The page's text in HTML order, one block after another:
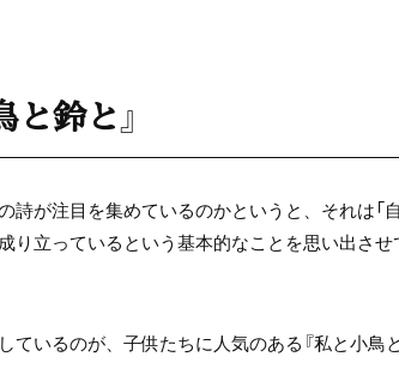
と鈴と』
詩が注目を集めているのかというと、それは「
り立っているという基本的なことを思い出さ
ているのが、子供たちに人気のある『私と小鳥